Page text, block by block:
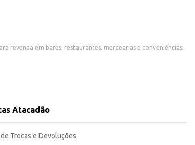
Atacadão
Trocas e Devoluções